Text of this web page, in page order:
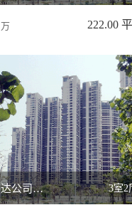
万 222.00
永兴街兴达公司二号院 3室2